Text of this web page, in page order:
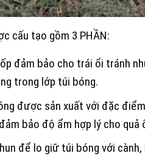
cấu tạo gồm 3 PHẦN:
đảm bảo cho trái ổi tránh
trong lớp túi bóng.
được sản xuất với đặc
bảo độ ẩm hợp lý cho quả
để lo giữ túi bóng với